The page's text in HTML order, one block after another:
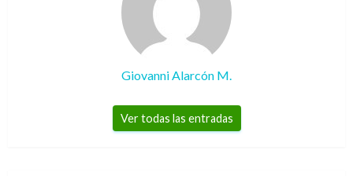
Giovanni Alarcón M.
Ver todas las entradas